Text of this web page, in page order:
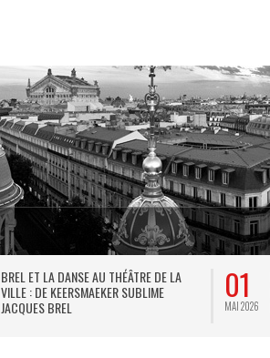
BREL ET LA DANSE AU THÉÂTRE DE LA
VILLE : DE KEERSMAEKER SUBLIME
JACQUES BREL
01
MAI 2026